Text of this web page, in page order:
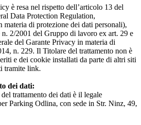
è resa nel rispetto dell’articolo 13 del
Data Protection Regulation,
materia di protezione dei dati personali),
n. 2/2001 del Gruppo di lavoro ex art. 29 e
del Garante Privacy in materia di
n. 229. Il Titolare del trattamento non è
e dei cookie installati da parte di altri siti
tramite link.
dei dati:
trattamento dei dati è il legale
Parking Odlina, con sede in Str. Ninz, 49,